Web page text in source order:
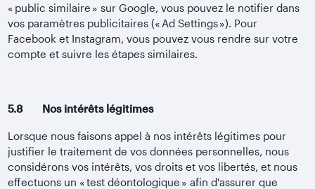
« public similaire » sur Google, vous pouvez le notifier dans
vos paramètres publicitaires (« Ad Settings »). Pour
Facebook et Instagram, vous pouvez vous rendre sur votre
compte et suivre les étapes similaires.
5.8 Nos intérêts légitimes
Lorsque nous faisons appel à nos intérêts légitimes pour
justifier le traitement de vos données personnelles, nous
considérons vos intérêts, vos droits et vos libertés, et nous
effectuons un « test déontologique » afin d'assurer que